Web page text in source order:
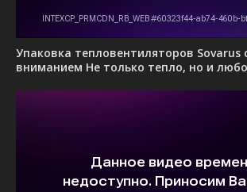
Упаковка тепловентиляторов Sovarus
вниманием Не только тепло, но и